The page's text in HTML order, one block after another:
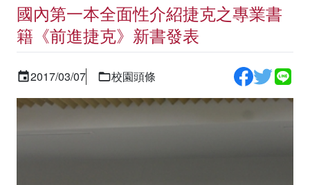
國內第一本全面性介紹捷克之專業書
籍《前進捷克》新書發表
2017/03/07 校園頭條